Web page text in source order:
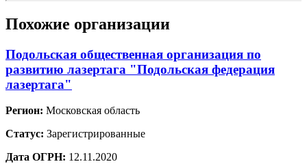
Похожие организации
Подольская общественная организация по
развитию лазертага "Подольская федерация
лазертага"
Регион: Московская область
Статус: Зарегистрированные
Дата ОГРН: 12.11.2020